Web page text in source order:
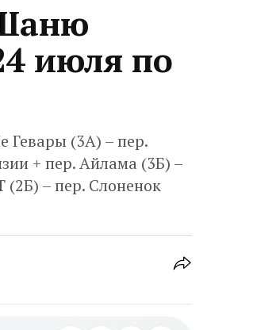
июля по
Гевары (3А) – пер.
+ пер. Айлама (3Б) –
(2Б) – пер. Слоненок